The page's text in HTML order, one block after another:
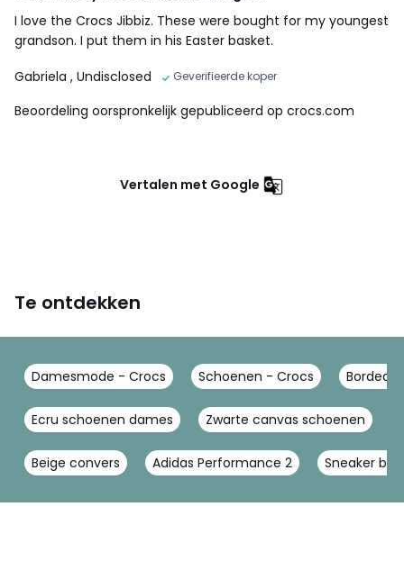
I love the Crocs Jibbiz. These were bought for my youngest
grandson. I put them in his Easter basket.
Gabriela , Undisclosed Geverifieerde koper
Beoordeling oorspronkelijk gepubliceerd op crocs.com
Vertalen met Google
Te ontdekken
Damesmode - Crocs Schoenen - Crocs
Ecru schoenen dames Zwarte canvas schoenen
Beige convers Adidas Performance 2 Sneaker